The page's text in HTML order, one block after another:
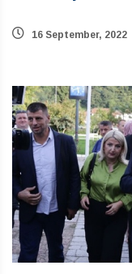
16 September, 2022